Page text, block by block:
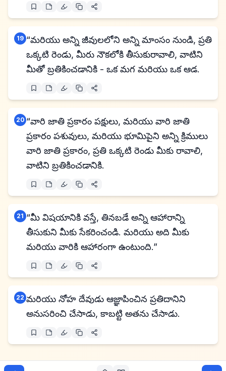
19 “మరియు అన్ని జీవులలోని అన్ని మాంసం నుండి, ప్రతి
ఒక్కటి రెండు, మీరు నౌకలోకి తీసుకురావాలి, వాటిని
మీతో బ్రతికించడానికి - ఒక మగ మరియు ఒక ఆడ.
20 “వారి జాతి ప్రకారం పక్షులు, మరియు వారి జాతి
ప్రకారం పశువులు, మరియు భూమిపైని అన్ని క్రిములు
వారి జాతి ప్రకారం, ప్రతి ఒక్కటి రెండు మీకు రావాలి,
వాటిని బ్రతికించడానికి.
21 “మీ విషయానికి వస్తే, తినబడే అన్ని ఆహారాన్ని
తీసుకుని మీకు సేకరించండి. మరియు అది మీకు
మరియు వారికి ఆహారంగా ఉంటుంది.”
22 మరియు నోహ దేవుడు ఆజ్ఞాపించిన ప్రతిదానిని
అనుసరించి చేసాడు, కాబట్టి అతను చేసాడు.